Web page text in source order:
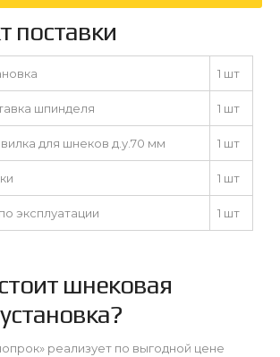
поставки
1 шт
шпинделя 1 шт
для шнеков д.у.70 мм 1 шт
1 шт
эксплуатации 1 шт
шнековая
реализует по выгодной цене